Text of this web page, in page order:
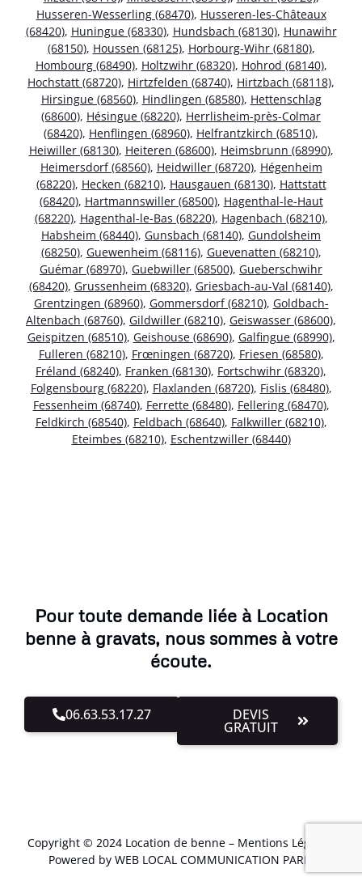
Husseren-Wesserling (68470), Husseren-les-Châteaux
(68420), Huningue (68330), Hundsbach (68130), Hunawihr
(68150), Houssen (68125), Horbourg-Wihr (68180),
Hombourg (68490), Holtzwihr (68320), Hohrod (68140),
Hochstatt (68720), Hirtzfelden (68740), Hirtzbach (68118),
Hirsingue (68560), Hindlingen (68580), Hettenschlag
(68600), Hésingue (68220), Herrlisheim-près-Colmar
(68420), Henflingen (68960), Helfrantzkirch (68510),
Heiwiller (68130), Heiteren (68600), Heimsbrunn (68990),
Heimersdorf (68560), Heidwiller (68720), Hégenheim
(68220), Hecken (68210), Hausgauen (68130), Hattstatt
(68420), Hartmannswiller (68500), Hagenthal-le-Haut
(68220), Hagenthal-le-Bas (68220), Hagenbach (68210),
Habsheim (68440), Gunsbach (68140), Gundolsheim
(68250), Guewenheim (68116), Guevenatten (68210),
Guémar (68970), Guebwiller (68500), Gueberschwihr
(68420), Grussenheim (68320), Griesbach-au-Val (68140),
Grentzingen (68960), Gommersdorf (68210), Goldbach-
Altenbach (68760), Gildwiller (68210), Geiswasser (68600),
Geispitzen (68510), Geishouse (68690), Galfingue (68990),
Fulleren (68210), Frœningen (68720), Friesen (68580),
Fréland (68240), Franken (68130), Fortschwihr (68320),
Folgensbourg (68220), Flaxlanden (68720), Fislis (68480),
Fessenheim (68740), Ferrette (68480), Fellering (68470),
Feldkirch (68540), Feldbach (68640), Falkwiller (68210),
Eteimbes (68210), Eschentzwiller (68440)
Pour toute demande liée à Location
benne à gravats, nous sommes à votre
écoute.
06.63.53.17.27 DEVIS
GRATUIT
Copyright © 2024 Location de benne – Mentions Légales
Powered by WEB LOCAL COMMUNICATION PARIS